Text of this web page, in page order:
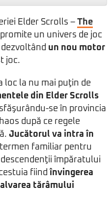
Elder Scrolls – The
un univers de joc
un nou motor
joc.
loc la nu mai puţin de
din Elder Scrolls
se în provincia
după ce regele
Jucătorul va intra în
familiar pentru
împăratului
fiind învingerea
tărâmului